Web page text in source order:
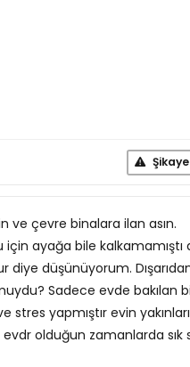
ve çevre binalara ilan asın.
ayağa bile kalkamamıştı
diye düşünüyorum.
Sadece evde bakılan
yapmıştır evin
olduğun zamanlarda sık